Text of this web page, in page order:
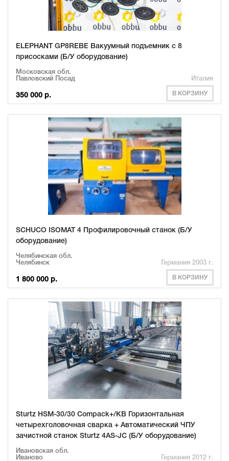
ELEPHANT GP8REBE Вакуумный подъемник с 8
присосками (Б/У оборудование)
Московская обл.
Павловский Посад
Италия
350 000 р. В КОРЗИНУ
SCHUCO ISOMAT 4 Профилировочный станок (Б/У
оборудование)
Челябинская обл.
Челябинск
Германия 2003 г.
1 800 000 р. В КОРЗИНУ
Sturtz HSM-30/30 Compack+/KB Горизонтальная
четырехголовочная сварка + Автоматический ЧПУ
зачистной станок Sturtz 4AS-JC (Б/У оборудование)
Ивановская обл.
Иваново
Германия 2012 г.